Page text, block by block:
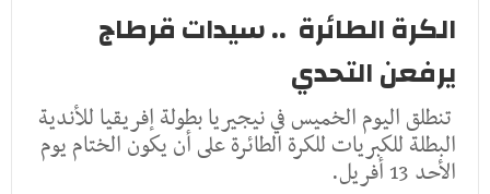
الكرة الطائرة .. سيدات قرطاج
يرفعن التحدي
تنطلق اليوم الخميس في نيجيريا بطولة إفريقيا للأندية
البطلة للكبريات للكرة الطائرة على أن يكون الختام يوم
الأحد 13 أفريل.